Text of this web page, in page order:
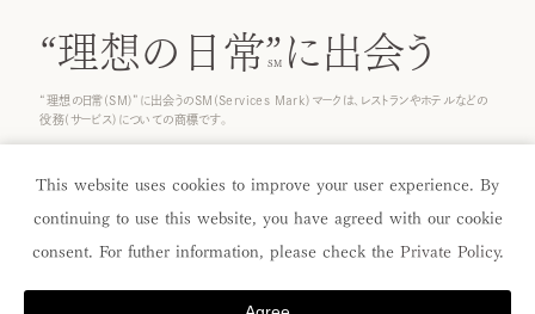
“理想の日常”に出会う
“理想の日常(SM)”に出会うのSM(Services Mark)マークは、レストランやホテルなどの
役務(サービス)についての商標です。
This website uses cookies to improve your user experience. By
continuing to use this website, you have agreed with our cookie
consent. For futher information, please check the Private Policy.